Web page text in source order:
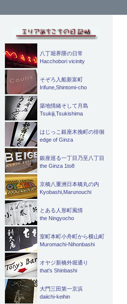
索
八丁堀界隈の日常
Hacchobori vicinity
そぞろ入船新富町
Irifune,Shintomi-cho
築地情緒そして月島
Tsukiji,Tsukishima
はじっこ銀座木挽町の徘徊
edge of Ginza
銀座巡る一丁目乃至八丁目
the Ginza 1to8
京橋八重洲日本橋丸の内
Kyobashi,Marunouchi
とある人形町風情
the Ningyocho
室町本町小舟町から横山町
Muromachi-Nihonbashi
オヤジ新橋外堀通り
that's Shinbashi
大門三田第一京浜
daiichi-keihin